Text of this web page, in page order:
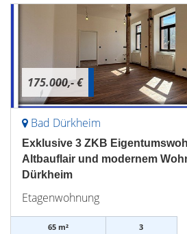
175.000,- €
Bad Dürkheim
Exklusive 3 ZKB
Altbauflair und modernem
Dürkheim
Etagenwohnung
65 m²
3